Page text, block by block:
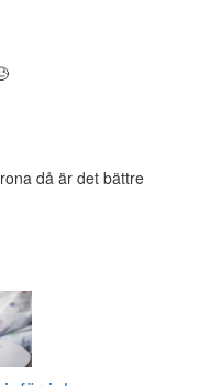
då är det bättre